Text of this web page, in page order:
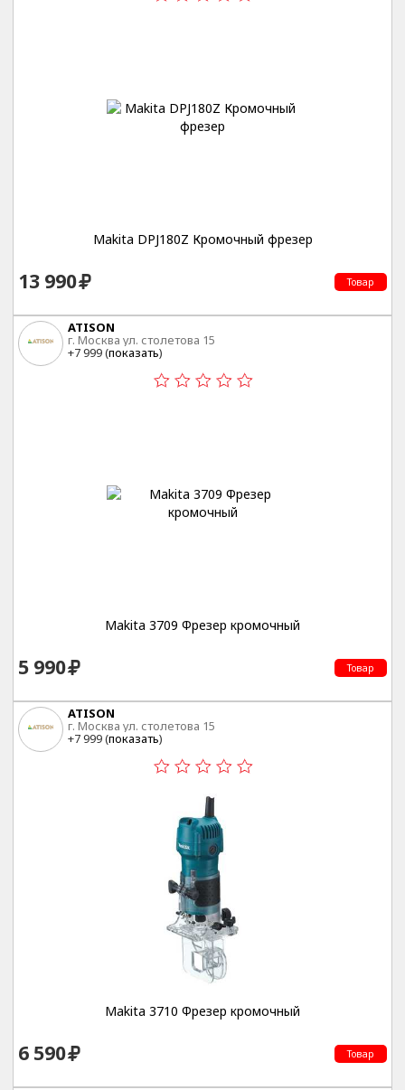
Makita DPJ180Z Кромочный фрезер
13 990 Товар
ATISON
г. Москва ул. столетова 15
+7 999 (показать)
Makita 3709 Фрезер кромочный
5 990 Товар
ATISON
г. Москва ул. столетова 15
+7 999 (показать)
Makita 3710 Фрезер кромочный
6 590 Товар